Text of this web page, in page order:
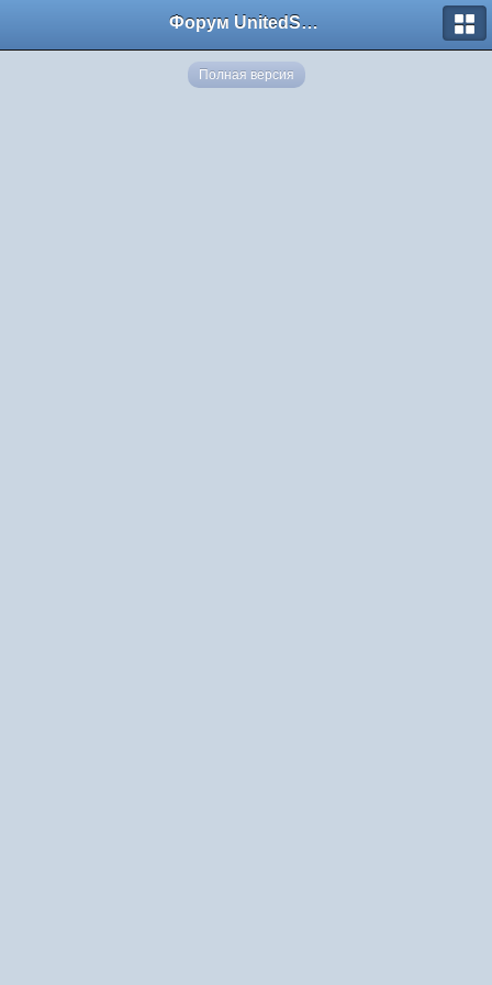
Форум UnitedSouth
Полная версия